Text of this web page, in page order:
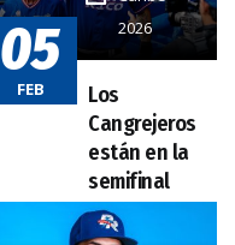
2026
05
FEB